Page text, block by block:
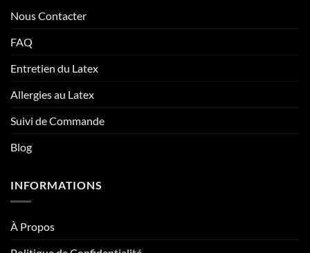
Nous Contacter
FAQ
Entretien du Latex
Allergies au Latex
Suivi de Commande
Blog
INFORMATIONS
À Propos